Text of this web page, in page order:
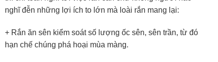
nghĩ đễn những lợi ích to lớn mà loài rắn mang lại:
+ Rắn ăn sên kiểm soát số lượng ốc sên, sên trần, từ đó
hạn chế chúng phá hoại mùa màng.